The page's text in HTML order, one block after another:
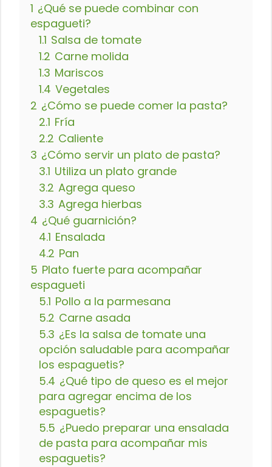
1 ¿Qué se puede combinar con
espagueti?
1.1 Salsa de tomate
1.2 Carne molida
1.3 Mariscos
1.4 Vegetales
2 ¿Cómo se puede comer la pasta?
2.1 Fría
2.2 Caliente
3 ¿Cómo servir un plato de pasta?
3.1 Utiliza un plato grande
3.2 Agrega queso
3.3 Agrega hierbas
4 ¿Qué guarnición?
4.1 Ensalada
4.2 Pan
5 Plato fuerte para acompañar
espagueti
5.1 Pollo a la parmesana
5.2 Carne asada
5.3 ¿Es la salsa de tomate una
opción saludable para acompañar
los espaguetis?
5.4 ¿Qué tipo de queso es el mejor
para agregar encima de los
espaguetis?
5.5 ¿Puedo preparar una ensalada
de pasta para acompañar mis
espaguetis?